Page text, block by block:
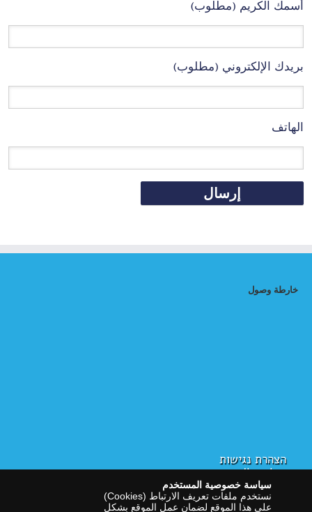
أسمك الكريم (مطلوب)
بريدك الإلكتروني (مطلوب)
الهاتف
خارطة وصول
הצהרת נגישות
سياسة الخصوصية
سياسة خصوصية المستخدم
نستخدم ملفات تعريف الارتباط (Cookies)
على هذا الموقع لضمان عمل الموقع بشكل